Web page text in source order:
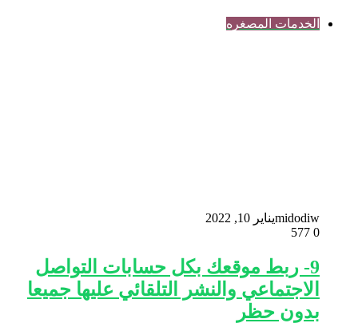
الخدمات المصغره
midodiwيناير 10, 2022
0
9- ربط موقعك بكل حسابات التواصل
الاجتماعي والنشر التلقائي عليها جميعا
بدون حظر